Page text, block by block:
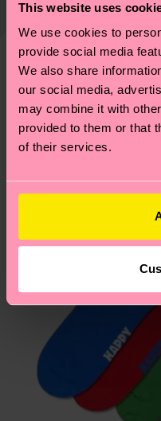
This website uses
We use cookies to
provide social media
We also share
our social media,
may combine it with
provided to them or that
of their services.
montón de cosas
llevarte algunos
de sostenibilidad.
fecha de envío es de
cuenta que se trata
tiempo exacto puede
postal local.
¿Tienes dudas sobre
nuestra página de
respuestas a las
Diseños parecidos